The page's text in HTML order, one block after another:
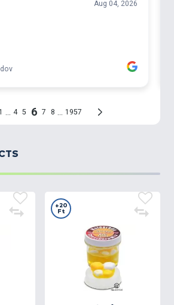
Ezek közül 8 db normál
+20
Ft